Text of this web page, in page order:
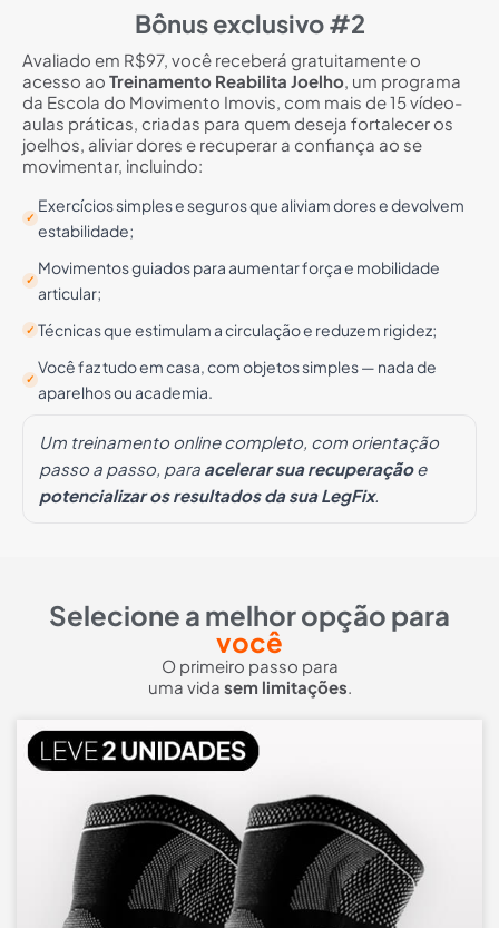
Bônus exclusivo #2
Avaliado em R$97, você receberá gratuitamente o
acesso ao Treinamento Reabilita Joelho , um programa
da Escola do Movimento Imovis, com mais de 15 vídeo-
aulas práticas, criadas para quem deseja fortalecer os
joelhos, aliviar dores e recuperar a confiança ao se
movimentar, incluindo:
✓
Exercícios simples e seguros que aliviam dores e devolvem
estabilidade;
✓
Movimentos guiados para aumentar força e mobilidade
articular;
✓ Técnicas que estimulam a circulação e reduzem rigidez;
✓
Você faz tudo em casa, com objetos simples — nada de
aparelhos ou academia.
Um treinamento online completo, com orientação
passo a passo, para acelerar sua recuperaçãoe
potencializar os resultados da sua LegFix.
Selecione a melhor opção para
você
O primeiro passo para
uma vida sem limitações